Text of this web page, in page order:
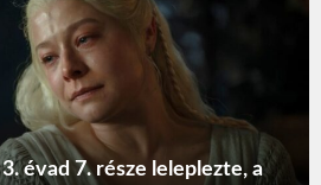
évad 7. része leleplezte, a